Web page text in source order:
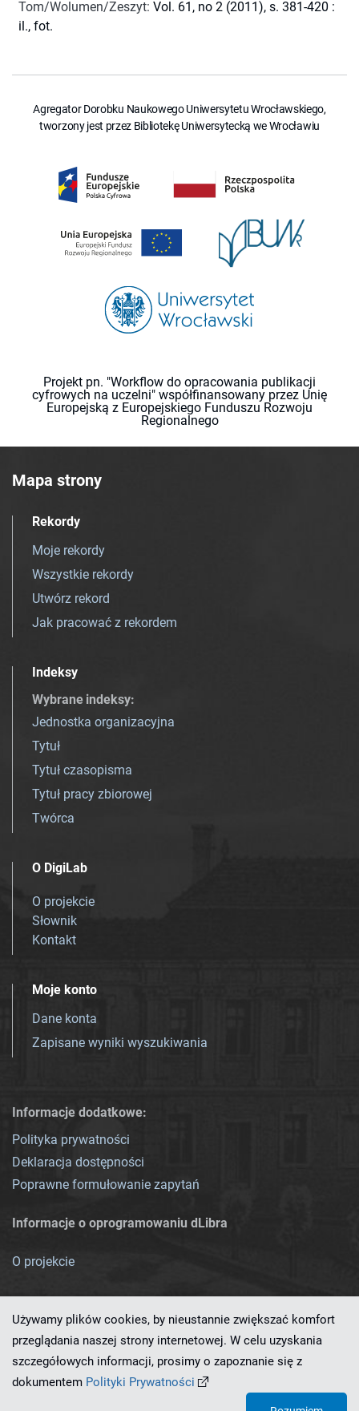
Tom/Wolumen/Zeszyt: Vol. 61, no 2 (2011), s. 381-420 :
il., fot.
Agregator Dorobku Naukowego Uniwersytetu Wrocławskiego,
tworzony jest przez Bibliotekę Uniwersytecką we Wrocławiu
Projekt pn. "Workflow do opracowania publikacji
cyfrowych na uczelni" współfinansowany przez Unię
Europejską z Europejskiego Funduszu Rozwoju
Regionalnego
Mapa strony
Rekordy
Moje rekordy
Wszystkie rekordy
Utwórz rekord
Jak pracować z rekordem
Indeksy
Wybrane indeksy:
Jednostka organizacyjna
Tytuł
Tytuł czasopisma
Tytuł pracy zbiorowej
Twórca
O DigiLab
O projekcie
Słownik
Kontakt
Moje konto
Dane konta
Zapisane wyniki wyszukiwania
Informacje dodatkowe:
Polityka prywatności
Deklaracja dostępności
Poprawne formułowanie zapytań
Informacje o oprogramowaniu dLibra
O projekcie
Ten serwis działa dzięki oprogramowaniu
Używamy plików cookies, by nieustannie zwiększać komfort
przeglądania naszej strony internetowej. W celu uzyskania
szczegółowych informacji, prosimy o zapoznanie się z
dokumentem Polityki Prywatności